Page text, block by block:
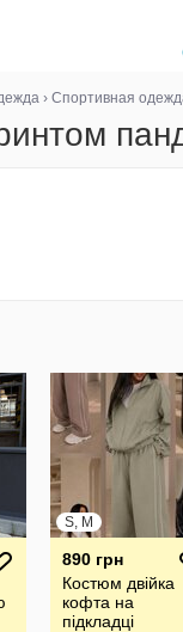
› Спортивная
S, M
890 грн
Костюм двійка
кофта на
підкладці